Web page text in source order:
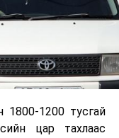
1800-1200 тусгай
цар тахлаас